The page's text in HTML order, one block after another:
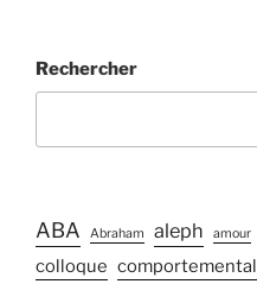
Rechercher
ABA Abraham aleph amour
colloque